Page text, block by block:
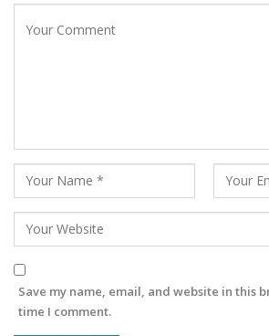
Save my name, email, and website in this
time I comment.